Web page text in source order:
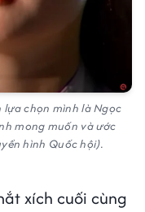
lựa chọn mình là Ngọc
mong muốn và ước
hình Quốc hội).
xích cuối cùng